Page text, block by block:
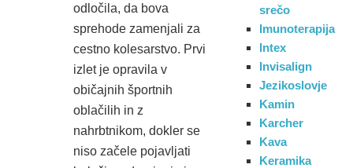
odločila, da bova
sprehode zamenjali za
cestno kolesarstvo. Prvi
izlet je opravila v
običajnih športnih
oblačilih in z
nahrbtnikom, dokler se
niso začele pojavljati
srečo
Imunoterapija
Intex
Invisalign
Jezikoslovje
Kamin
Karcher
Kava
Keramika